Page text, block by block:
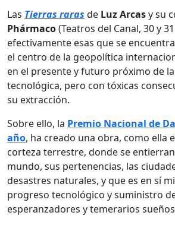
Las Tierras raras de Luz Arcasy su
Phármaco(Teatros del Canal, 30 y
efectivamente esas que se
el centro de la geopolítica
en el presente y futuro próximo de
tecnológica, pero con tóxicas
su extracción.
Sobre ello, la Premio Nacional de
año, ha creado una obra, como ella
corteza terrestre, donde se
mundo, sus pertenencias, las
desastres naturales, y que es en sí
progreso tecnológico y suministro
esperanzadores y temerarios